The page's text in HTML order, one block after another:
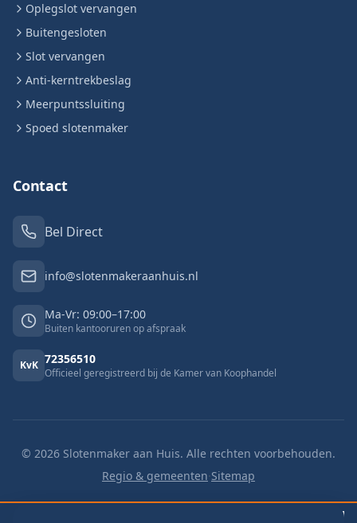
Oplegslot vervangen
Buitengesloten
Slot vervangen
Anti-kerntrekbeslag
Meerpuntssluiting
Spoed slotenmaker
Contact
Bel Direct
info@slotenmakeraanhuis.nl
Ma-Vr: 09:00–17:00
Buiten kantooruren op afspraak
KvK 72356510
Officieel geregistreerd bij de Kamer van Koophandel
© 2026 Slotenmaker aan Huis. Alle rechten voorbehouden.
Regio & gemeenten·Sitemap